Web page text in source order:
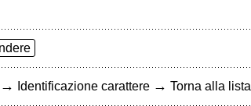
→ Identificazione carattere → Torna alla lista